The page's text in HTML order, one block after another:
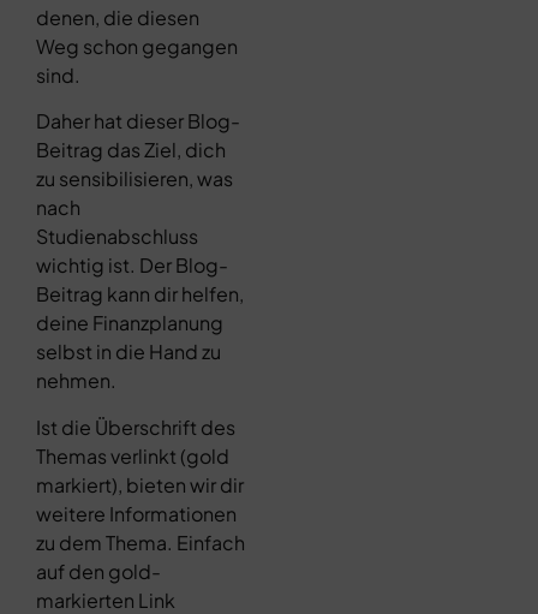
denen, die diesen
Weg schon gegangen
sind.
Daher hat dieser Blog-
Beitrag das Ziel, dich
zu sensibilisieren, was
nach
Studienabschluss
wichtig ist. Der Blog-
Beitrag kann dir helfen,
deine Finanzplanung
selbst in die Hand zu
nehmen.
Ist die Überschrift des
Themas verlinkt (gold
markiert), bieten wir dir
weitere Informationen
zu dem Thema. Einfach
auf den gold-
markierten Link